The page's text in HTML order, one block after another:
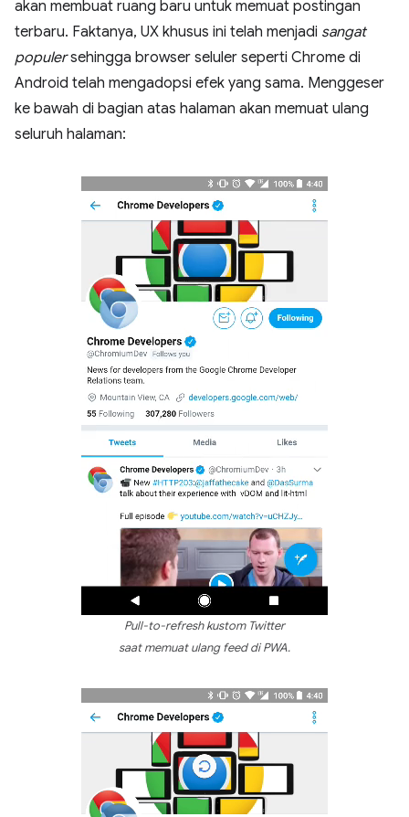
akan membuat ruang baru untuk memuat postingan
terbaru. Faktanya, UX khusus ini telah menjadi sangat
populersehingga browser seluler seperti Chrome di
Android telah mengadopsi efek yang sama. Menggeser
ke bawah di bagian atas halaman akan memuat ulang
seluruh halaman:
Pull-to-refresh kustom Twitter
saat memuat ulang feed di PWA.